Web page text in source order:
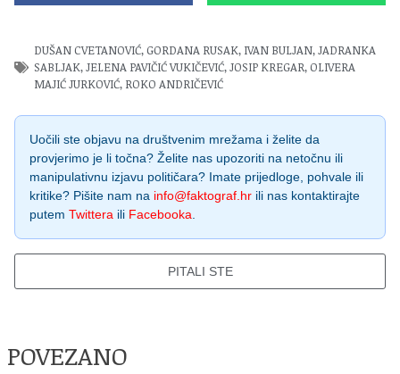
DUŠAN CVETANOVIĆ,GORDANA RUSAK, IVAN BULJAN,JADRANKA
SABLJAK,JELENA PAVIČIĆ VUKIČEVIĆ,JOSIP KREGAR,OLIVERA
MAJIĆ JURKOVIĆ, ROKO ANDRIČEVIĆ
Uočili ste objavu na društvenim mrežama i želite da
provjerimo je li točna? Želite nas upozoriti na netočnu ili
manipulativnu izjavu političara? Imate prijedloge, pohvale ili
kritike? Pišite nam na info@faktograf.hr ili nas kontaktirajte
putem Twittera ili Facebooka.
PITALI STE
POVEZANO